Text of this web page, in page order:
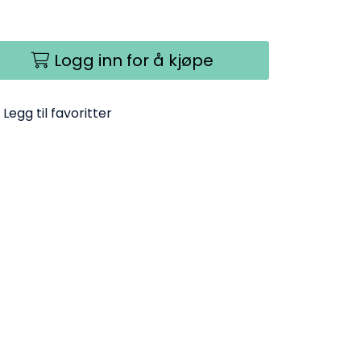
Logg inn for å kjøpe
Legg til favoritter